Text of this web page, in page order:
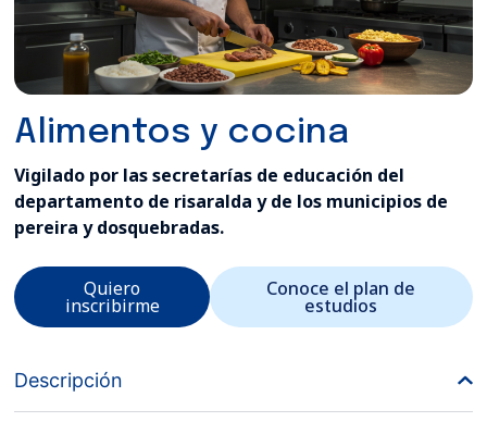
Alimentos y cocina
Vigilado por las secretarías de educación del
departamento de risaralda y de los municipios de
pereira y dosquebradas.
Quiero
inscribirme
Conoce el plan de
estudios
Descripción